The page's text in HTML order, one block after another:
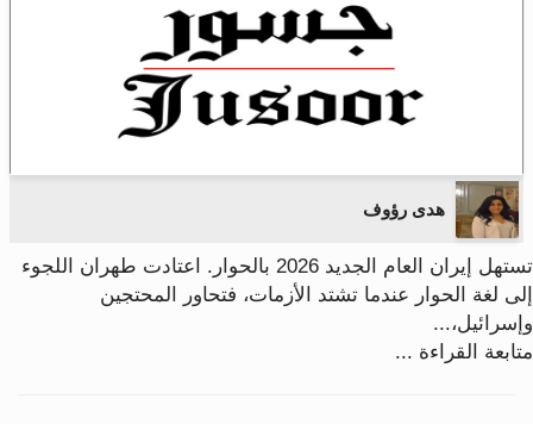
هدى رؤوف
تستهل إيران العام الجديد 2026 بالحوار. اعتادت طهران اللجوء
إلى لغة الحوار عندما تشتد الأزمات، فتحاور المحتجين
وإسرائيل،...
متابعة القراءة ...